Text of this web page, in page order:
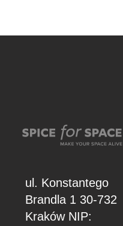
ul. Konstantego
Brandla 1 30-732
Kraków NIP: